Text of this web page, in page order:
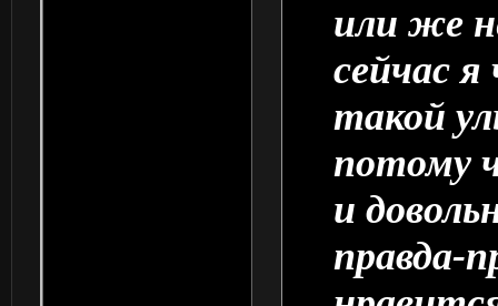
или же
сейчас
такой
потому
и
правда-